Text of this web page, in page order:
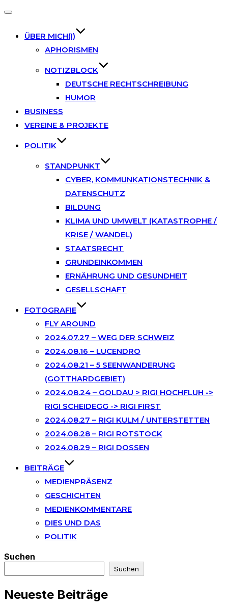
Toggle
ÜBER MICH(I)
APHORISMEN
NOTIZBLOCK
DEUTSCHE RECHTSCHREIBUNG
HUMOR
BUSINESS
VEREINE & PROJEKTE
POLITIK
STANDPUNKT
CYBER, KOMMUNKATIONSTECHNIK &
DATENSCHUTZ
BILDUNG
KLIMA UND UMWELT (KATASTROPHE /
KRISE / WANDEL)
STAATSRECHT
GRUNDEINKOMMEN
ERNÄHRUNG UND GESUNDHEIT
GESELLSCHAFT
FOTOGRAFIE
FLY AROUND
2024.07.27 – WEG DER SCHWEIZ
2024.08.16 – LUCENDRO
2024.08.21 – 5 SEENWANDERUNG
(GOTTHARDGEBIET)
2024.08.24 – GOLDAU > RIGI HOCHFLUH ->
RIGI SCHEIDEGG -> RIGI FIRST
2024.08.27 – RIGI KULM / UNTERSTETTEN
2024.08.28 – RIGI ROTSTOCK
2024.08.29 – RIGI DOSSEN
BEITRÄGE
MEDIENPRÄSENZ
GESCHICHTEN
MEDIENKOMMENTARE
DIES UND DAS
POLITIK
Suchen
Suchen
Neueste Beiträge